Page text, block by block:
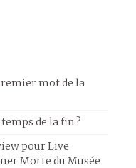
mot de la
de la fin ?
pour Live
Morte du Musée